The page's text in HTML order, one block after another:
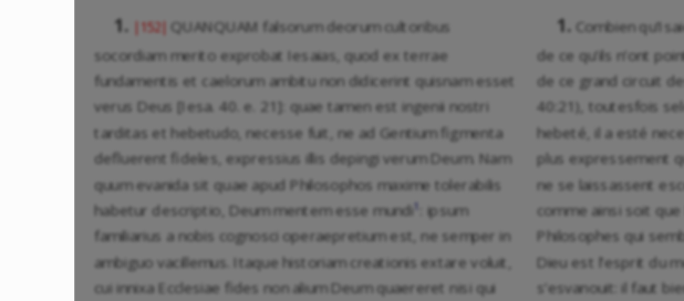
1. |152| QUANQUAM falsorum deorum cultoribus
socordiam merito exprobat Iesaias, quod ex terrae
fundamentis et caelorum ambitu non didicerint quisnam esset
verus Deus [Iesa. 40. e. 21]: quae tamen est ingenii nostri
tarditas et hebetudo, necesse fuit, ne ad Gentium figmenta
defluerent fideles, expressius illis depingi verum Deum. Nam
quum evanida sit quae apud Philosophos maxime tolerabilis
habetur descriptio, Deum mentem esse mundi 1
: ipsum
familiarius a nobis cognosci operaepretium est, ne semper in
ambiguo vacillemus. Itaque historiam creationis extare voluit,
cui innixa Ecclesiae fides non alium Deum quaereret nisi qui
1. Combien
de ce qu’ils n’ont
de ce grand circuit
40:21), toutesfois
hebeté, il a esté
plus expressement
ne se laissassent
comme ainsi soit
Philosophes qui
Dieu est l’esprit du
s’esvanouit: il faut